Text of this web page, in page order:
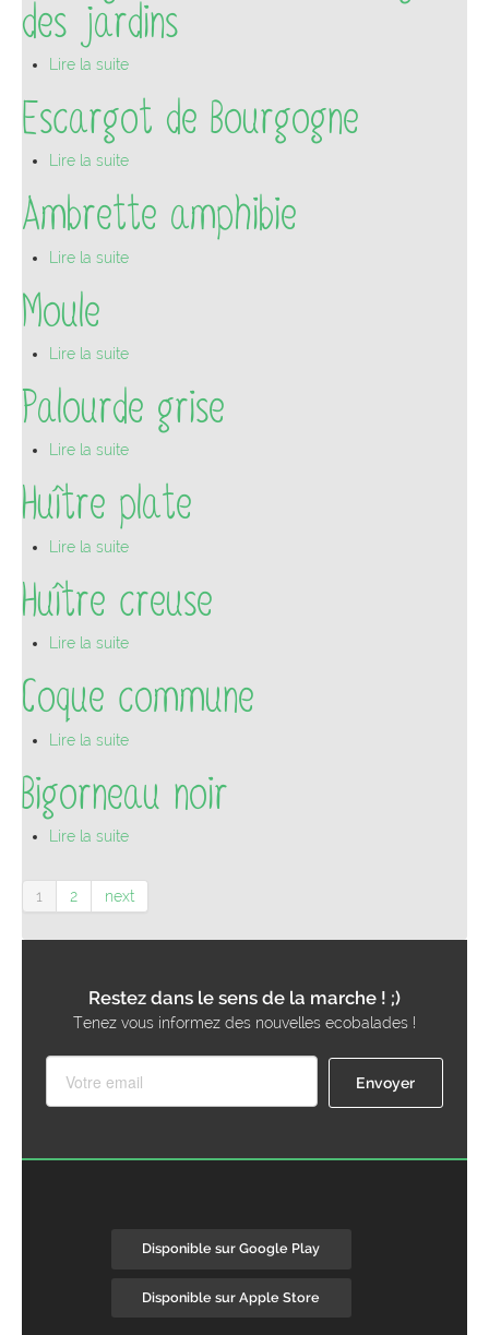
des jardins
Lire la suite
Escargot de Bourgogne
Lire la suite
Ambrette amphibie
Lire la suite
Moule
Lire la suite
Palourde grise
Lire la suite
Huître plate
Lire la suite
Huître creuse
Lire la suite
Coque commune
Lire la suite
Bigorneau noir
Lire la suite
1 2 next
Restez dans le sens de la marche ! ;)
Tenez vous informez des nouvelles ecobalades !
Disponible sur Google Play
Disponible sur Apple Store